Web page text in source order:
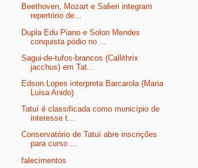
Beethoven, Mozart e Salieri integram
repertório de...
Dupla Edu Piano e Solon Mendes
conquista pódio no ...
Sagui-de-tufos-brancos (Callithrix
jacchus) em Tat...
Edson Lopes interpreta Barcarola (Maria
Luisa Anido)
Tatuí é classificada como município de
interesse t...
Conservatório de Tatuí abre inscrições
para curso ...
falecimentos